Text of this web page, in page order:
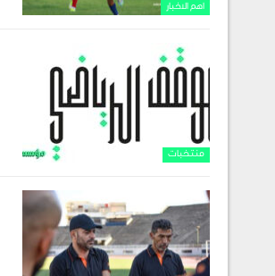
اهم الاخبار
منتخبات